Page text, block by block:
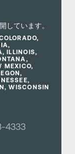
しています。
ILLINOIS,
MEXICO,
WISCONSIN
4333